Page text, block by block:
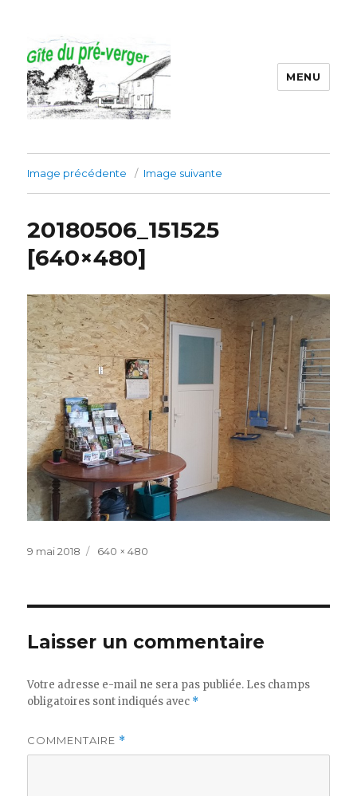
MENU
Image précédente Image suivante
20180506_151525
[640×480]
Publié
9 mai 2018
Taille
640 × 480
Laisser un commentaire
Votre adresse e-mail ne sera pas publiée. Les champs
obligatoires sont indiqués avec *
COMMENTAIRE *